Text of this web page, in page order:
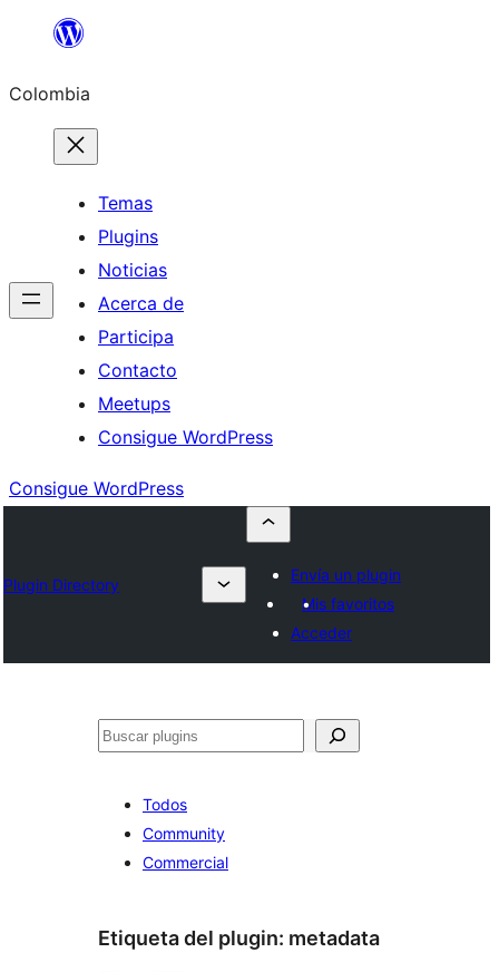
Saltar
contenido
Colombia
Temas
Plugins
Noticias
Acerca de
Participa
Contacto
Meetups
Consigue WordPress
Consigue WordPress
Plugin Directory
Envía un plugin
Mis favoritos
Acceder
Buscar
Todos
Community
Commercial
Etiqueta del plugin: metadata